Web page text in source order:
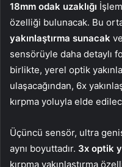
18mm odak uzaklığı
özelliği bulunacak. Bu
yakınlaştırma sunacak
sensörüyle daha detaylı
birlikte, yerel optik
ulaşacağından, 6x
kırpma yoluyla elde
Üçüncü sensör, ultra
aynı boyuttadır. 3x optik
kırpma yakınlaştırma